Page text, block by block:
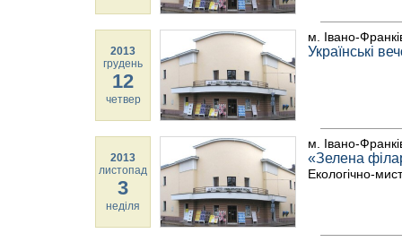
2013
грудень
12
четвер
м. Івано-
Українські
2013
листопад
3
неділя
м. Івано-
«Зелена
Екологічно-